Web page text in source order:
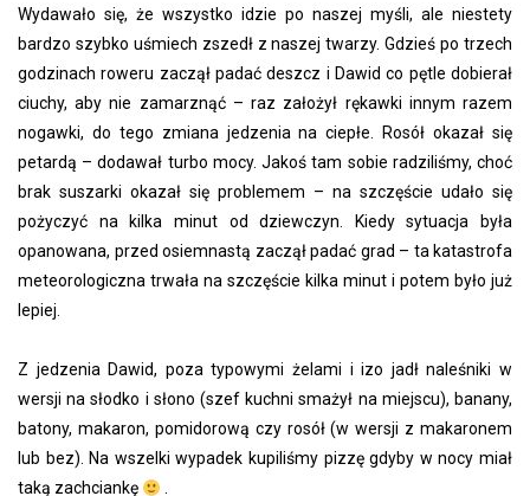
Wydawało się, że wszystko idzie po naszej myśli, ale niestety
bardzo szybko uśmiech zszedł z naszej twarzy. Gdzieś po trzech
godzinach roweru zaczął padać deszcz i Dawid co pętle dobierał
ciuchy, aby nie zamarznąć – raz założył rękawki innym razem
nogawki, do tego zmiana jedzenia na ciepłe. Rosół okazał się
petardą – dodawał turbo mocy. Jakoś tam sobie radziliśmy, choć
brak suszarki okazał się problemem – na szczęście udało się
pożyczyć na kilka minut od dziewczyn. Kiedy sytuacja była
opanowana, przed osiemnastą zaczął padać grad – ta katastrofa
meteorologiczna trwała na szczęście kilka minut i potem było już
lepiej.
Z jedzenia Dawid, poza typowymi żelami i izo jadł naleśniki w
wersji na słodko i słono (szef kuchni smażył na miejscu), banany,
batony, makaron, pomidorową czy rosół (w wersji z makaronem
lub bez). Na wszelki wypadek kupiliśmy pizzę gdyby w nocy miał
taką zachciankę
.